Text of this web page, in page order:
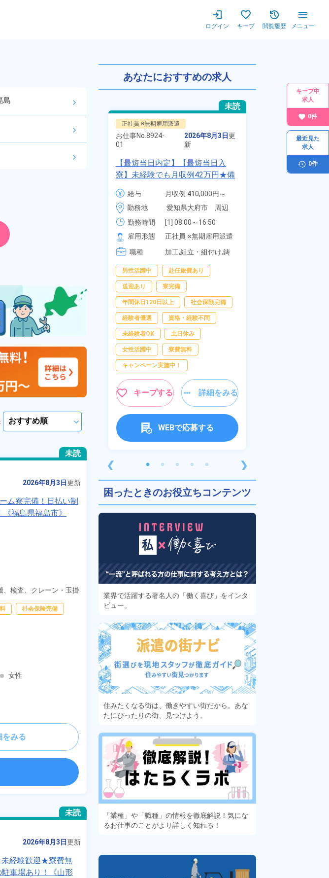
ログイン キープ 閲覧履歴 メニュー
島 arrow_forward_ios
arrow_forward_ios
arrow_forward_ios
期雇用派遣
API」(HeartRails Inc.)
arrow_forward_ios
未読
2026年8月3日更新
ム寮完備！日払い制
福島県福島市》
検査、 クレーン・玉掛
社会保険完備
女性
をみる
未読
2026年8月3日更新
未経験歓迎★寮費無
車場あり！《山形
あなたにおすすめの求人
❮
未読
新
接業務！備品付きワ
い土日休み！食堂利
車場完備◎マイカー
[2] 18:05～02:50
契約社員
以上 社会保険完備
土日休み
る 詳細をみる
WEBで応募する
未読
正社員 ※無期雇用派遣
お仕事No. 8924-
01
2026年8月3日更
新
【最短当日内定】【最短当日入
寮】未経験でも月収例42万円★備
品付き寮完備＆赴任旅費会社負担
◎昇給・業績賞与あり！組立や塗
装など自動車製造の各種作業！
《愛知県大府市》
給与
月収例 410,000円～
430,000円
月給 277,000円～
277,000円
勤務地
愛知県大府市　周辺
勤務時間
[1] 08:00～16:50
[2] 06:25～15:10
[3] 17:05～01:50
雇用形態
正社員 ※無期雇用派遣
職種
加工,組立・組付け,鋳
男性活躍中 赴任旅費あり
送迎あり 寮完備
年間休日120日以上 社会保険完備
経験者優遇 資格・経験不問
未経験者OK 土日休み
女性活躍中 寮費無料
キャンペーン実施中！
キープする 詳細をみる
WEBで応募する
正社員 ※無期雇用
お仕事No.70117-
自動車の溶接
査業務！月収
❯
困ったときのお役立ちコンテンツ
業界で活躍する著名人の「働く喜び」をインタ
ビュー。
住みたくなる街は、働きやすい街だから。あな
たにぴったりの街、見つけよう。
「業種」や「職種」の情報を徹底解説！気にな
るお仕事のことがより詳しく知れる！
キープ中
求人
0件
最近見た
求人
0件